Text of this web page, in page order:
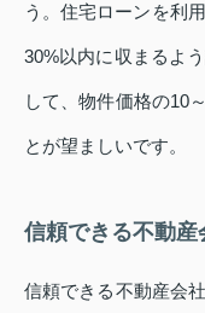
う。住宅ローンを利
30%以内に収まるよ
して、物件価格の10
とが望ましいです。
信頼できる不動産
信頼できる不動産会